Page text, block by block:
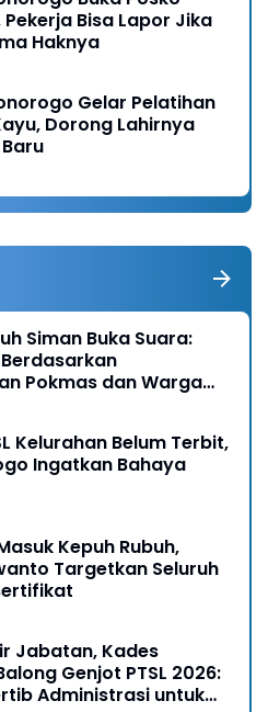
Pekerja Bisa Lapor Jika
Haknya
Gelar Pelatihan
Dorong Lahirnya
Siman Buka Suara:
Berdasarkan
Pokmas dan Warga
Kelurahan Belum Terbit,
Ingatkan Bahaya
Kepuh Rubuh,
Targetkan Seluruh
Jabatan, Kades
Genjot PTSL 2026:
Administrasi untuk